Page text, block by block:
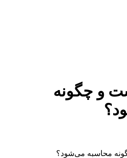
و چگونه
محاسبه می‌شود؟